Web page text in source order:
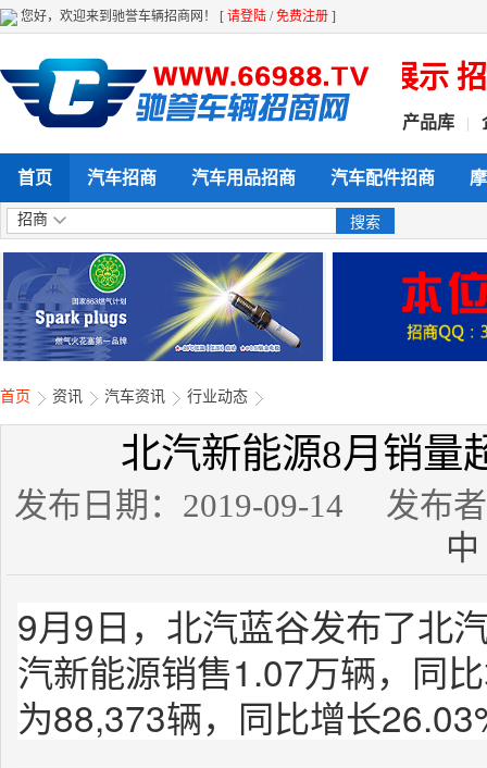
您好，欢迎来到驰誉车辆招商网！ [ 请登陆 /免费注册 ]
天候 全方位给力企业产品展示 招
产品库
首页 汽车招商 汽车用品招商 汽车配件招商
招商
首页 资讯 汽车资讯 行业动态
北汽新能源8月销量
发布日期：2019-09-14 发
中
9月9日，北汽蓝谷发布了北
汽新能源销售1.07万辆，同
为88,373辆，同比增长